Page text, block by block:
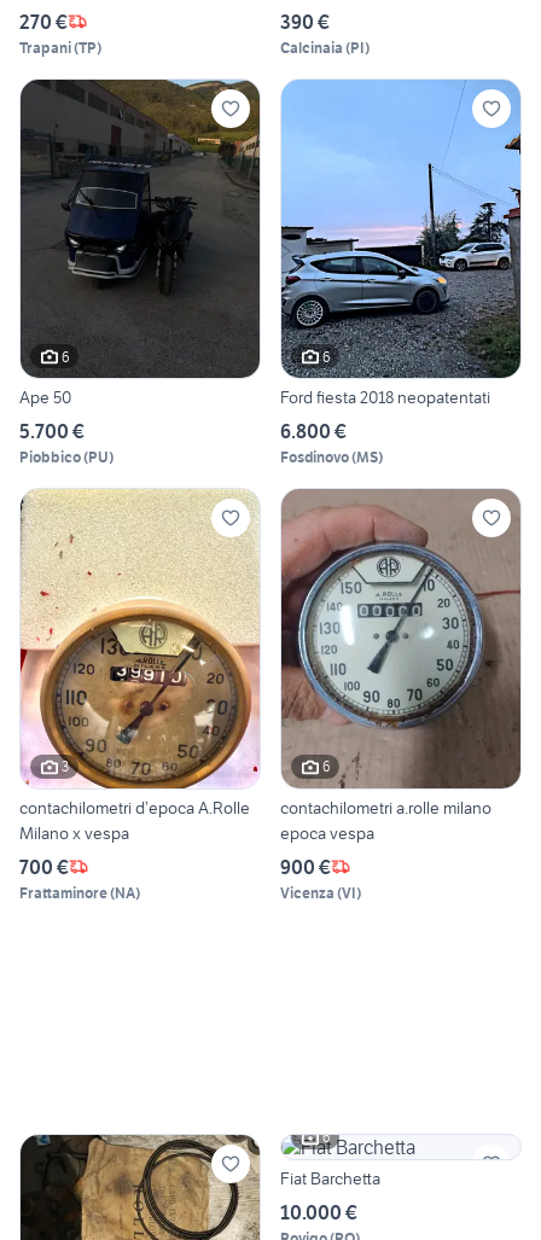
270 €
Trapani(TP)
390 €
Calcinaia (PI)
6
Ape 50
5.700 €
Piobbico(PU)
6
Ford fiesta 2018 neopatentati
6.800 €
Fosdinovo(MS)
3
contachilometri d’epoca A.Rolle
Milano x vespa
700 €
Frattaminore(NA)
6
contachilometri a.rolle milano
epoca vespa
900 €
Vicenza (VI)
6
Fiat Barchetta
10.000 €